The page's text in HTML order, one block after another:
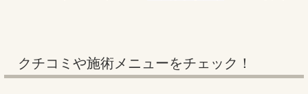
クチコミや施術メニューをチェック！